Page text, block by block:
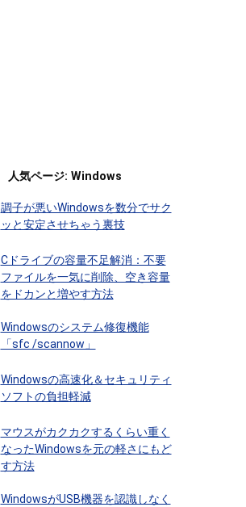
人気ページ: Windows
調子が悪いWindowsを数分でサク
ッと安定させちゃう裏技
Cドライブの容量不足解消：不要
ファイルを一気に削除、空き容量
をドカンと増やす方法
Windowsのシステム修復機能
「sfc /scannow」
Windowsの高速化＆セキュリティ
ソフトの負担軽減
マウスがカクカクするくらい重く
なったWindowsを元の軽さにもど
す方法
WindowsがUSB機器を認識しなく